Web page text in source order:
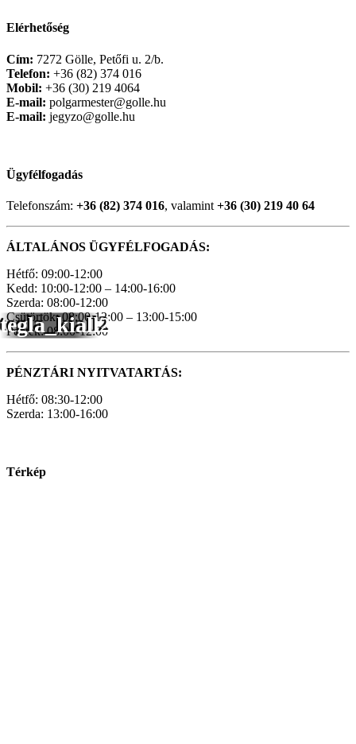
tegla_kiall2
Elérhetőség
Cím: 7272 Gölle, Petőfi u. 2/b.
Telefon: +36 (82) 374 016
Mobil: +36 (30) 219 4064
E-mail: polgarmester@golle.hu
E-mail: jegyzo@golle.hu
Ügyfélfogadás
Telefonszám: +36 (82) 374 016, valamint +36 (30) 219 40 64
ÁLTALÁNOS ÜGYFÉLFOGADÁS:
Hétfő: 09:00-12:00
Kedd: 10:00-12:00 – 14:00-16:00
Szerda: 08:00-12:00
Csütörtök: 08:00-12:00 – 13:00-15:00
Péntek: 08:00-12:00
PÉNZTÁRI NYITVATARTÁS:
Hétfő: 08:30-12:00
Szerda: 13:00-16:00
Térkép